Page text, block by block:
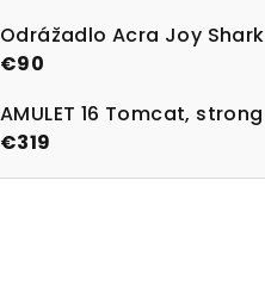
Odrážadlo Acra Joy Shark
€90
€319